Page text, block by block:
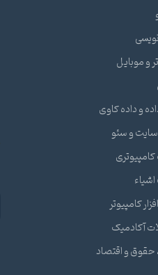
و موبایل
و داده کاوی
و سئو
اشیاء
کامپیوتر
آکادمیک
حقوق و اقتصاد